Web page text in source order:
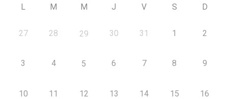
L M M J V S D
27 28 29 30 31 1 2
3 4 5 6 7 8 9
10 11 12 13 14 15 16